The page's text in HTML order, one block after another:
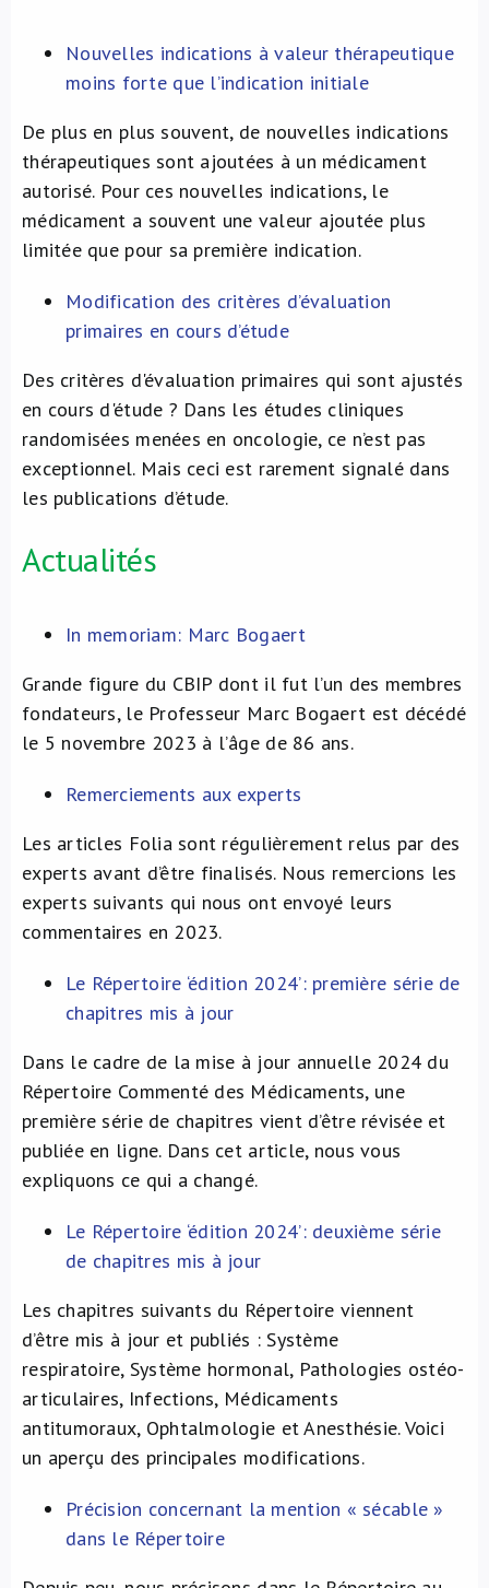
Nouvelles indications à valeur thérapeutique
moins forte que l’indication initiale
De plus en plus souvent, de nouvelles indications
thérapeutiques sont ajoutées à un médicament
autorisé. Pour ces nouvelles indications, le
médicament a souvent une valeur ajoutée plus
limitée que pour sa première indication.
Modification des critères d’évaluation
primaires en cours d’étude
Des critères d'évaluation primaires qui sont ajustés
en cours d'étude ? Dans les études cliniques
randomisées menées en oncologie, ce n’est pas
exceptionnel. Mais ceci est rarement signalé dans
les publications d’étude.
Actualités
In memoriam: Marc Bogaert
Grande figure du CBIP dont il fut l’un des membres
fondateurs, le Professeur Marc Bogaert est décédé
le 5 novembre 2023 à l’âge de 86 ans.
Remerciements aux experts
Les articles Folia sont régulièrement relus par des
experts avant d’être finalisés. Nous remercions les
experts suivants qui nous ont envoyé leurs
commentaires en 2023.
Le Répertoire ‘édition 2024’: première série de
chapitres mis à jour
Dans le cadre de la mise à jour annuelle 2024 du
Répertoire Commenté des Médicaments, une
première série de chapitres vient d’être révisée et
publiée en ligne. Dans cet article, nous vous
expliquons ce qui a changé.
Le Répertoire ‘édition 2024’: deuxième série
de chapitres mis à jour
Les chapitres suivants du Répertoire viennent
d’être mis à jour et publiés : Système
respiratoire, Système hormonal, Pathologies ostéo-
articulaires, Infections, Médicaments
antitumoraux, Ophtalmologie et Anesthésie. Voici
un aperçu des principales modifications.
Précision concernant la mention « sécable »
dans le Répertoire